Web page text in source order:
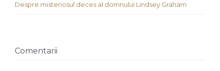
Despre misteriosul deces al domnului Lindsey Graham
Comentarii